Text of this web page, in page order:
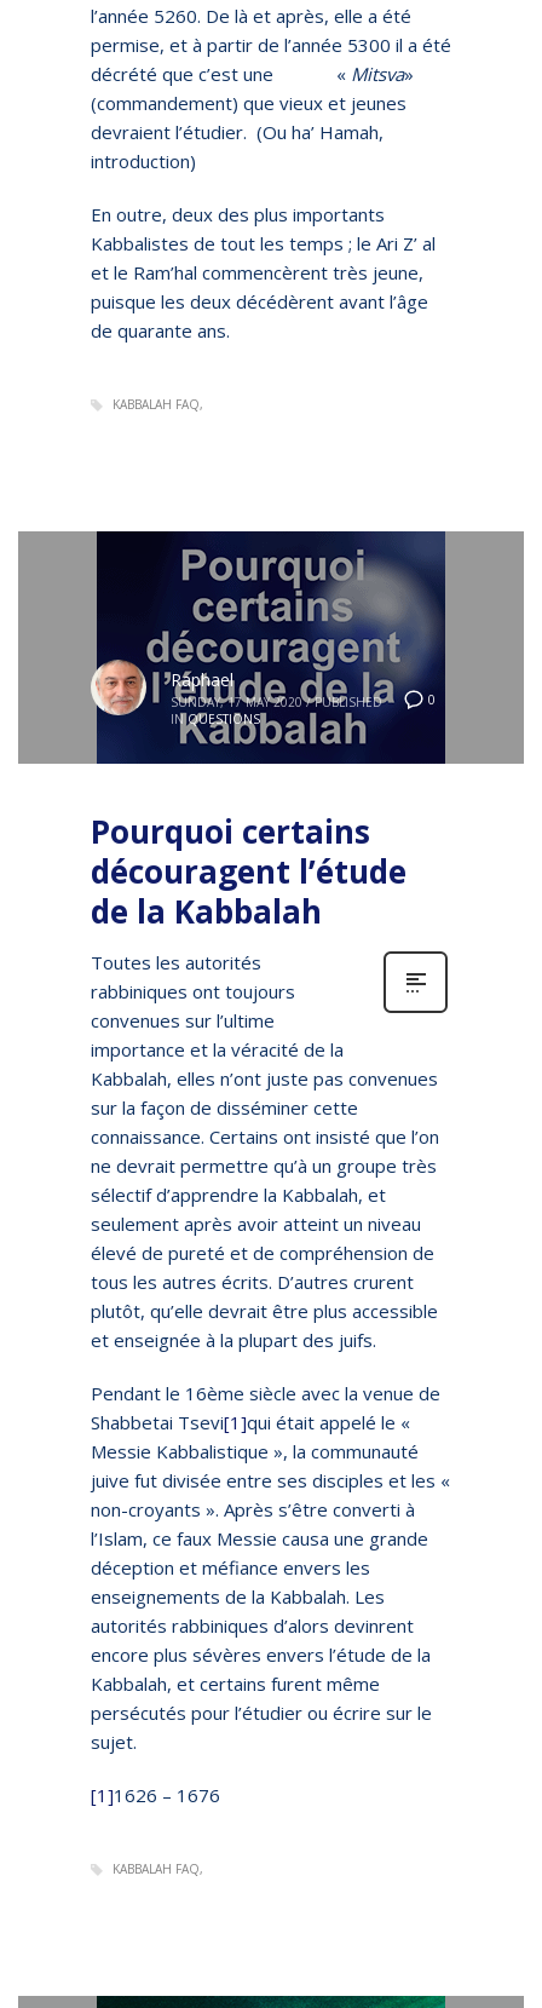
l’année 5260. De là et après, elle a été
permise, et à partir de l’année 5300 il a été
décrété que c’est une « Mitsva»
(commandement) que vieux et jeunes
devraient l’étudier. (Ou ha’ Hamah,
introduction)
En outre, deux des plus importants
Kabbalistes de tout les temps ; le Ari Z’ al
et le Ram’hal commencèrent très jeune,
puisque les deux décédèrent avant l’âge
de quarante ans.
KABBALAH FAQ
0
Raphael
SUNDAY, 17 MAY 2020 / PUBLISHED
IN QUESTIONS
Pourquoi certains
découragent l’étude
de la Kabbalah
Toutes les autorités
rabbiniques ont toujours
convenues sur l’ultime
importance et la véracité de la
Kabbalah, elles n’ont juste pas convenues
sur la façon de disséminer cette
connaissance. Certains ont insisté que l’on
ne devrait permettre qu’à un groupe très
sélectif d’apprendre la Kabbalah, et
seulement après avoir atteint un niveau
élevé de pureté et de compréhension de
tous les autres écrits. D’autres crurent
plutôt, qu’elle devrait être plus accessible
et enseignée à la plupart des juifs.
Pendant le 16ème siècle avec la venue de
Shabbetai Tsevi[1]qui était appelé le «
Messie Kabbalistique », la communauté
juive fut divisée entre ses disciples et les «
non-croyants ». Après s’être converti à
l’Islam, ce faux Messie causa une grande
déception et méfiance envers les
enseignements de la Kabbalah. Les
autorités rabbiniques d’alors devinrent
encore plus sévères envers l’étude de la
Kabbalah, et certains furent même
persécutés pour l’étudier ou écrire sur le
sujet.
[1]1626 – 1676
KABBALAH FAQ